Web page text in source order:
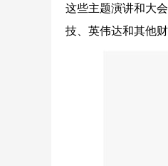
这些主题演讲和大
技、英伟达和其他